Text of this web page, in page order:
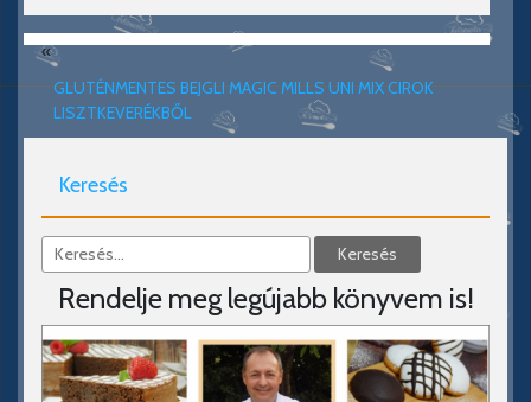
«
GLUTÉNMENTES BEJGLI MAGIC MILLS UNI MIX CIROK
LISZTKEVERÉKBŐL
Keresés
Rendelje meg legújabb könyvem is!